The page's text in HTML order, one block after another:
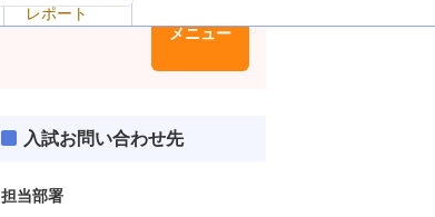
レポート
メニュー
入試お問い合わせ先
担当部署